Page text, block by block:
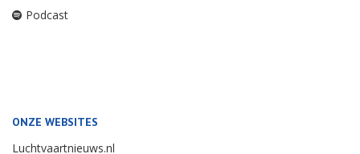
Podcast
ONZE WEBSITES
Luchtvaartnieuws.nl